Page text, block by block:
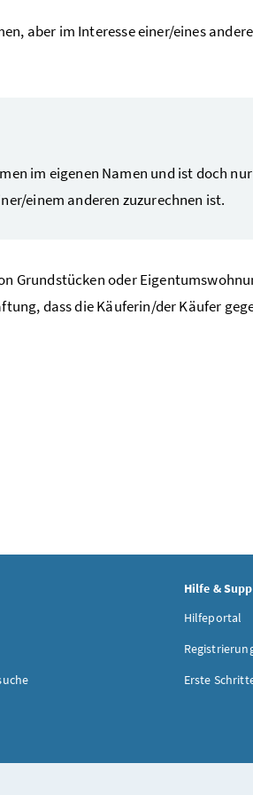
aber im Interesse einer/eines
im eigenen Namen und ist doch
einem anderen zuzurechnen ist.
Grundstücken oder
dass die Käuferin/der Käufer
Hilfe &
Hilfeportal
Erste